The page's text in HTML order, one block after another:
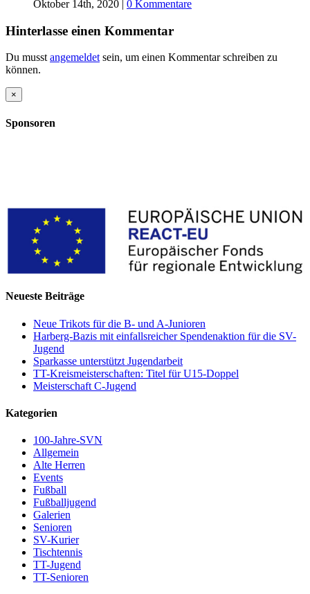
Oktober 14th, 2020 0 Kommentare
Hinterlasse einen Kommentar
Du musstangemeldetsein, um einen Kommentar schreiben zu
können.
Close
product
view
×
Sponsoren
Neueste Beiträge
Neue Trikots für die B- und A-Junioren
Harberg-Bazis mit einfallsreicher Spendenaktion für die SV-
Jugend
Sparkasse unterstützt Jugendarbeit
TT-Kreismeisterschaften: Titel für U15-Doppel
Meisterschaft C-Jugend
Kategorien
100-Jahre-SVN
Allgemein
Alte Herren
Events
Fußball
Fußballjugend
Galerien
Senioren
SV-Kurier
Tischtennis
TT-Jugend
TT-Senioren